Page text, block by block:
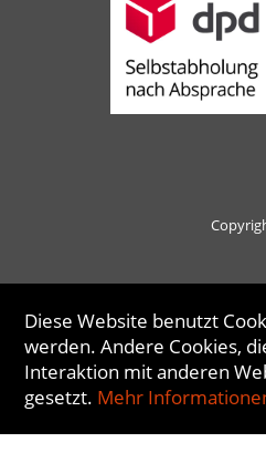
Diese Website benutzt
werden. Andere Cookies,
Interaktion mit anderen
gesetzt. Mehr